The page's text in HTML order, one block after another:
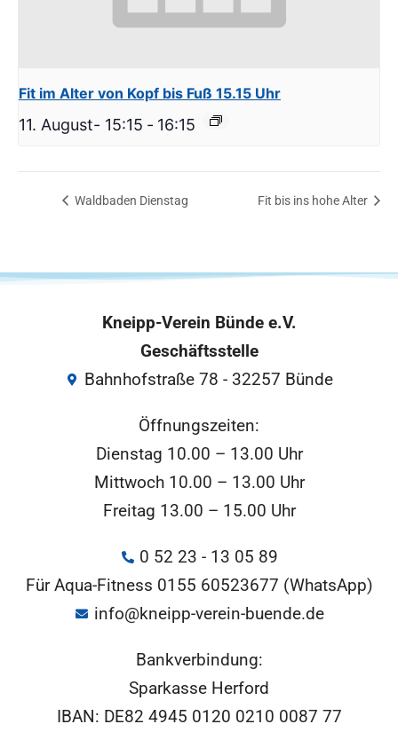
Fit im Alter von Kopf bis Fuß 15.15 Uhr
11. August- 15:15 - 16:15
Waldbaden Dienstag Fit bis ins hohe Alter
Kneipp-Verein Bünde e.V.
Geschäftsstelle
Bahnhofstraße 78 - 32257 Bünde
Öffnungszeiten:
Dienstag 10.00 – 13.00 Uhr
Mittwoch 10.00 – 13.00 Uhr
Freitag 13.00 – 15.00 Uhr
0 52 23 - 13 05 89
Für Aqua-Fitness 0155 60523677 (WhatsApp)
info@kneipp-verein-buende.de
Bankverbindung:
Sparkasse Herford
IBAN: DE82 4945 0120 0210 0087 77